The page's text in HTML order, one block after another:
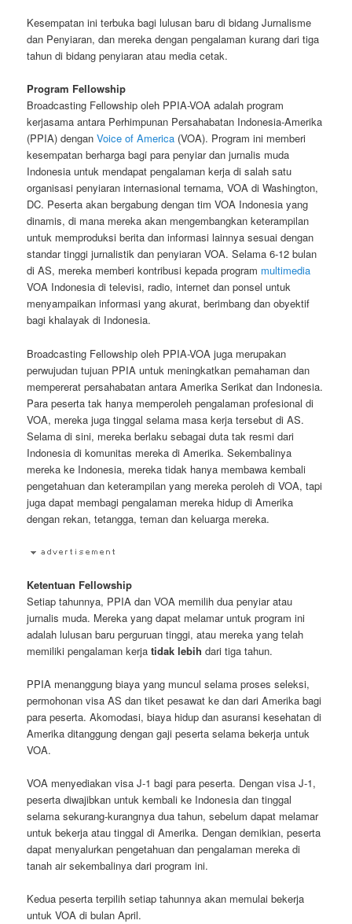
Kesempatan ini terbuka bagi lulusan baru di bidang Jurnalisme
dan Penyiaran, dan mereka dengan pengalaman kurang dari tiga
tahun di bidang penyiaran atau media cetak.
Program Fellowship
Broadcasting Fellowship oleh PPIA-VOA adalah program
kerjasama antara Perhimpunan Persahabatan Indonesia-Amerika
(PPIA) denganVoice of America (VOA). Program ini memberi
kesempatan berharga bagi para penyiar dan jurnalis muda
Indonesia untuk mendapat pengalaman kerja di salah satu
organisasi penyiaran internasional ternama, VOA di Washington,
DC. Peserta akan bergabung dengan tim VOA Indonesia yang
dinamis, di mana mereka akan mengembangkan keterampilan
untuk memproduksi berita dan informasi lainnya sesuai dengan
standar tinggi jurnalistik dan penyiaran VOA. Selama 6-12 bulan
di AS, mereka memberi kontribusi kepada program multimedia
VOA Indonesia di televisi, radio, internet dan ponsel untuk
menyampaikan informasi yang akurat, berimbang dan obyektif
bagi khalayak di Indonesia.
Broadcasting Fellowship oleh PPIA-VOA juga merupakan
perwujudan tujuan PPIA untuk meningkatkan pemahaman dan
mempererat persahabatan antara Amerika Serikat dan Indonesia.
Para peserta tak hanya memperoleh pengalaman profesional di
VOA, mereka juga tinggal selama masa kerja tersebut di AS.
Selama di sini, mereka berlaku sebagai duta tak resmi dari
Indonesia di komunitas mereka di Amerika. Sekembalinya
mereka ke Indonesia, mereka tidak hanya membawa kembali
pengetahuan dan keterampilan yang mereka peroleh di VOA, tapi
juga dapat membagi pengalaman mereka hidup di Amerika
dengan rekan, tetangga, teman dan keluarga mereka.
Ketentuan Fellowship
Setiap tahunnya, PPIA dan VOA memilih dua penyiar atau
jurnalis muda. Mereka yang dapat melamar untuk program ini
adalah lulusan baru perguruan tinggi, atau mereka yang telah
memiliki pengalaman kerjatidak lebih dari tiga tahun.
PPIA menanggung biaya yang muncul selama proses seleksi,
permohonan visa AS dan tiket pesawat ke dan dari Amerika bagi
para peserta. Akomodasi, biaya hidup dan asuransi kesehatan di
Amerika ditanggung dengan gaji peserta selama bekerja untuk
VOA.
VOA menyediakan visa J-1 bagi para peserta. Dengan visa J-1,
peserta diwajibkan untuk kembali ke Indonesia dan tinggal
selama sekurang-kurangnya dua tahun, sebelum dapat melamar
untuk bekerja atau tinggal di Amerika. Dengan demikian, peserta
dapat menyalurkan pengetahuan dan pengalaman mereka di
tanah air sekembalinya dari program ini.
Kedua peserta terpilih setiap tahunnya akan memulai bekerja
untuk VOA di bulan April.